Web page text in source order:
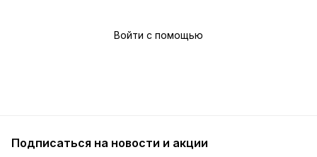
Войти с помощью
Подписаться на новости и акции